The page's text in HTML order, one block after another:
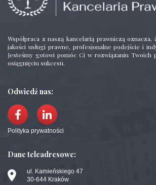
Współpraca z naszą kancelarią prawniczą
jakości usługi prawne, profesjonalne podejście i
Jesteśmy gotowi pomóc Ci w rozwiązaniu Twoich
osiągnięciu sukcesu.
Odwiedź nas:
Polityka prywatności
Dane teleadresowe:
ul. Kamieńskiego 47
30-644 Kraków